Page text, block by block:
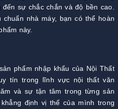
sự chắc chắn và độ bền cao.
nhà máy, bạn có thể hoàn
này.
phẩm nhập khẩu của Nội Thất
tín trong lĩnh vực nội thất văn
và sự tận tâm trong từng sản
định vị thế của mình trong